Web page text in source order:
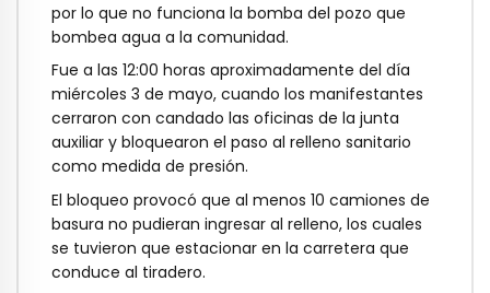
por lo que no funciona la bomba del pozo que
bombea agua a la comunidad.
Fue a las 12:00 horas aproximadamente del día
miércoles 3 de mayo, cuando los manifestantes
cerraron con candado las oficinas de la junta
auxiliar y bloquearon el paso al relleno sanitario
como medida de presión.
El bloqueo provocó que al menos 10 camiones de
basura no pudieran ingresar al relleno, los cuales
se tuvieron que estacionar en la carretera que
conduce al tiradero.